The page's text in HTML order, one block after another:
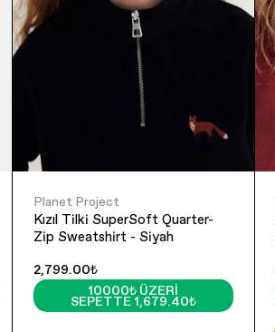
Planet Project
Kızıl Tilki SuperSoft Quarter-
Zip Sweatshirt - Siyah
2,799.00₺
10000₺ ÜZERI
SEPETTE 1,679.40₺